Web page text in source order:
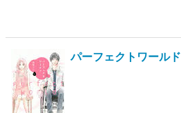
パーフェクトワールド